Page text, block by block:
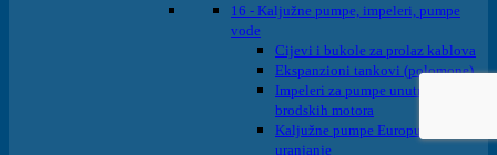
16 - Kaljužne pumpe, impeleri, pumpe
vode
Cijevi i bukole za prolaz kablova
Ekspanzioni tankovi (polomone)
Impeleri za pumpe unutrašnjih
brodskih motora
Kaljužne pumpe Europump na
uranjanje